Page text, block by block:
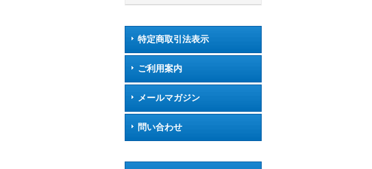
特定商取引法表示
ご利用案内
メールマガジン
問い合わせ